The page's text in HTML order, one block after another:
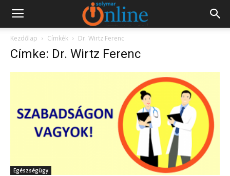
Kezdőlap Címkék Dr. Wirtz Ferenc
Címke: Dr. Wirtz Ferenc
Egészségügy